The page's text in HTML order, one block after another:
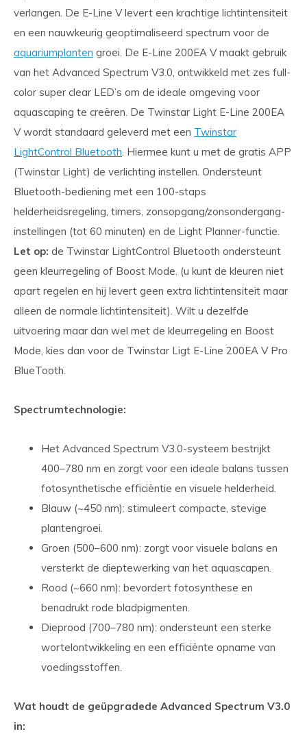
verlangen. De E-Line V levert een krachtige lichtintensiteit
en een nauwkeurig geoptimaliseerd spectrum voor de
aquariumplanten groei. De E-Line 200EA V maakt gebruik
van het Advanced Spectrum V3.0, ontwikkeld met zes full-
color super clear LED’s om de ideale omgeving voor
aquascaping te creëren. De Twinstar Light E-Line 200EA
V wordt standaard geleverd met een Twinstar
LightControl Bluetooth. Hiermee kunt u met de gratis APP
(Twinstar Light) de verlichting instellen. Ondersteunt
Bluetooth-bediening met een 100-staps
helderheidsregeling, timers, zonsopgang/zonsondergang-
instellingen (tot 60 minuten) en de Light Planner-functie.
Let op: de Twinstar LightControl Bluetooth ondersteunt
geen kleurregeling of Boost Mode. (u kunt de kleuren niet
apart regelen en hij levert geen extra lichtintensiteit maar
alleen de normale lichtintensiteit). Wilt u dezelfde
uitvoering maar dan wel met de kleurregeling en Boost
Mode, kies dan voor de Twinstar Ligt E-Line 200EA V Pro
BlueTooth.
Spectrumtechnologie:
Het Advanced Spectrum V3.0-systeem bestrijkt
400–780 nm en zorgt voor een ideale balans tussen
fotosynthetische efficiëntie en visuele helderheid.
Blauw (~450 nm): stimuleert compacte, stevige
plantengroei.
Groen (500–600 nm): zorgt voor visuele balans en
versterkt de dieptewerking van het aquascapen.
Rood (~660 nm): bevordert fotosynthese en
benadrukt rode bladpigmenten.
Dieprood (700–780 nm): ondersteunt een sterke
wortelontwikkeling en een efficiënte opname van
voedingsstoffen.
Wat houdt de geüpgradede Advanced Spectrum V3.0
in: